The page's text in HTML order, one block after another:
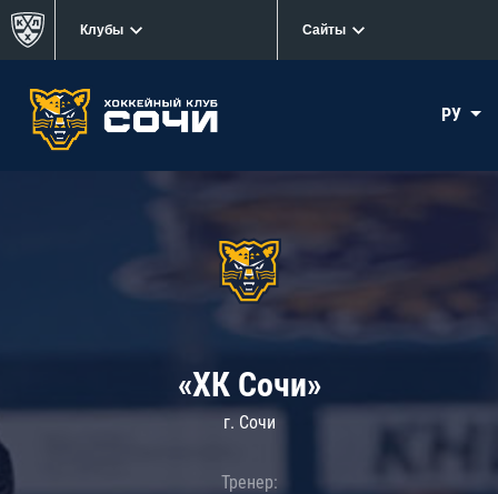
Клубы Сайты
РУ
«ХК Сочи»
г. Сочи
Тренер: